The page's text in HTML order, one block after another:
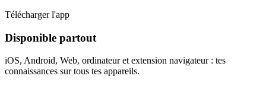
Télécharger l'app
Disponible partout
iOS, Android, Web, ordinateur et extension navigateur : tes
connaissances sur tous tes appareils.